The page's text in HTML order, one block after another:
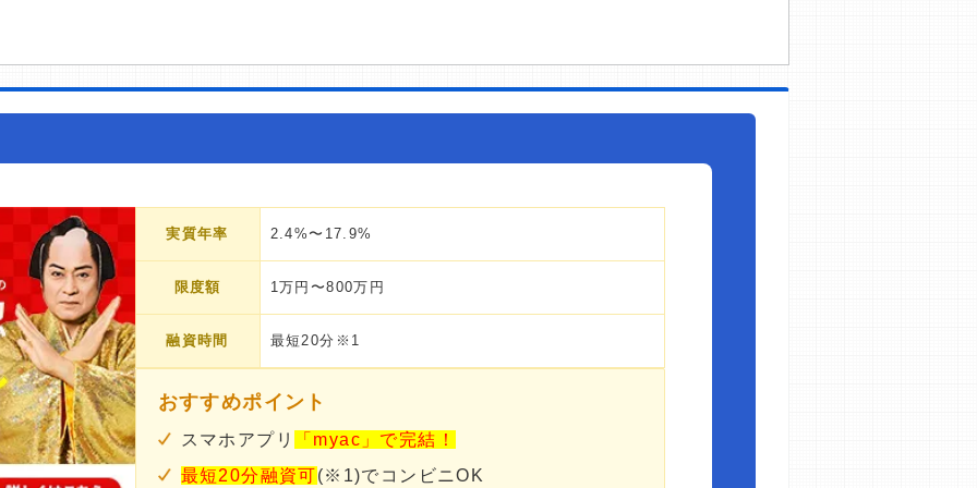
実質年率 2.4%〜17.9%
限度額 1万円〜800万円
融資時間 最短20分※1
おすすめポイント
スマホアプリ
「myac」で完結！
最短20分融資可(※1)でコンビニOK